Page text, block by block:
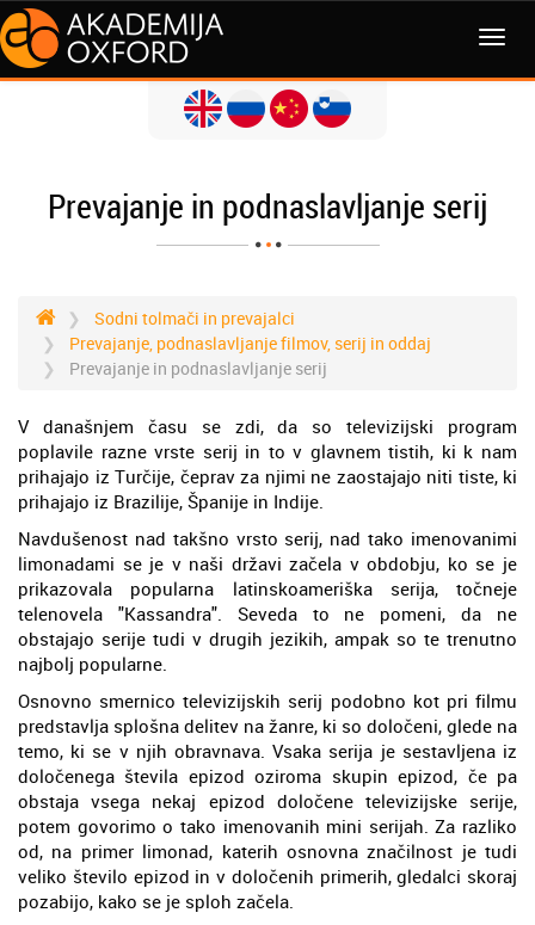
MENI
Prevajanje in podnaslavljanje serij
Sodni tolmači in prevajalci
Prevajanje, podnaslavljanje filmov, serij in oddaj
Prevajanje in podnaslavljanje serij
V današnjem času se zdi, da so televizijski program
poplavile razne vrste serij in to v glavnem tistih, ki k nam
prihajajo iz Turčije, čeprav za njimi ne zaostajajo niti tiste, ki
prihajajo iz Brazilije, Španije in Indije.
Navdušenost nad takšno vrsto serij, nad tako imenovanimi
limonadami se je v naši državi začela v obdobju, ko se je
prikazovala popularna latinskoameriška serija, točneje
telenovela "Kassandra". Seveda to ne pomeni, da ne
obstajajo serije tudi v drugih jezikih, ampak so te trenutno
najbolj popularne.
Osnovno smernico televizijskih serij podobno kot pri filmu
predstavlja splošna delitev na žanre, ki so določeni, glede na
temo, ki se v njih obravnava. Vsaka serija je sestavljena iz
določenega števila epizod oziroma skupin epizod, če pa
obstaja vsega nekaj epizod določene televizijske serije,
potem govorimo o tako imenovanih mini serijah. Za razliko
od, na primer limonad, katerih osnovna značilnost je tudi
veliko število epizod in v določenih primerih, gledalci skoraj
pozabijo, kako se je sploh začela.